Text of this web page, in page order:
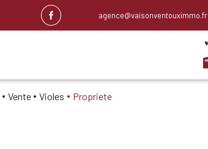
agence@vaisonventouximmo.fr
Vente Violes Propriete